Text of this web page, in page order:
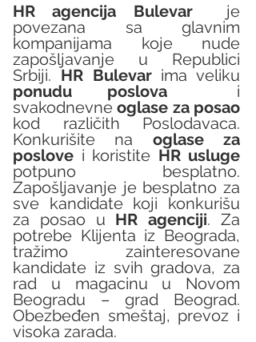
HR agencija Bulevar
  je
povezana sa glavnim
kompanijama koje nude
zapošljavanje u Republici
Srbiji. HR Bulevar
ponudu poslova
  i
svakodnevne oglase za posao
kod različith Poslodavaca.
Konkurišite na oglase za
poslove i koristite HR usluge
potpuno besplatno.
Zapošljavanje je besplatno za
sve kandidate koji konkurišu
za posao u HR agenciji. Za
potrebe Klijenta iz Beograda,
tražimo zainteresovane
kandidate iz svih gradova, za
rad u magacinu u Novom
Beogradu – grad Beograd.
Obezbeđen smeštaj, prevoz i
visoka zarada.